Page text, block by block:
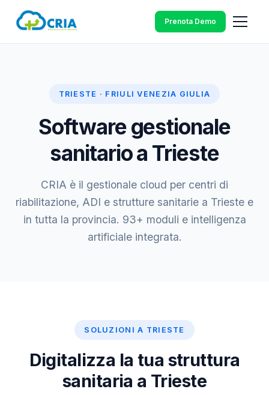
Prenota Demo
TRIESTE · FRIULI VENEZIA GIULIA
Software gestionale
sanitario a Trieste
CRIA è il gestionale cloud per centri di
riabilitazione, ADI e strutture sanitarie a Trieste e
in tutta la provincia. 93+ moduli e intelligenza
artificiale integrata.
SOLUZIONI A TRIESTE
Digitalizza la tua struttura
sanitaria a Trieste